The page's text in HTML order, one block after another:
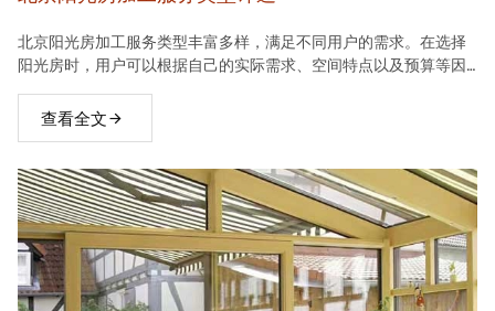
北京阳光房加工服务类型丰富多样，满足不同用户的需求。在选择
阳光房时，用户可以根据自己的实际需求、空间特点以及预算等因
查看全文